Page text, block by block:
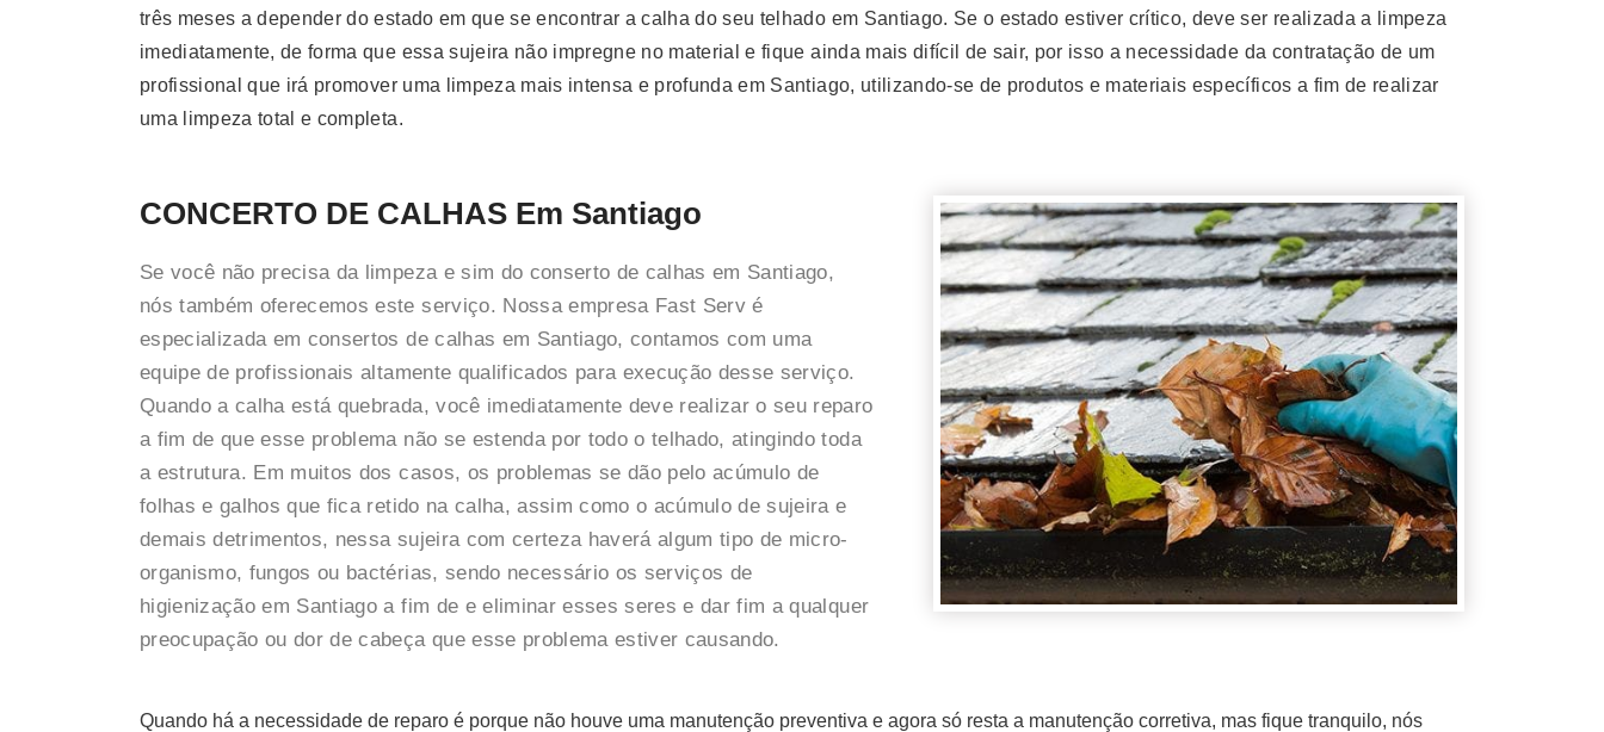
três meses a depender do estado em que se encontrar a calha do seu telhado em Santiago. Se o estado estiver crítico, deve ser realizada a limpeza
imediatamente, de forma que essa sujeira não impregne no material e fique ainda mais difícil de sair, por isso a necessidade da contratação de um
profissional que irá promover uma limpeza mais intensa e profunda em Santiago, utilizando-se de produtos e materiais específicos a fim de realizar
uma limpeza total e completa.
CONCERTO DE CALHAS Em Santiago
Se você não precisa da limpeza e sim do conserto de calhas em Santiago,
nós também oferecemos este serviço. Nossa empresa Fast Serv é
especializada em consertos de calhas em Santiago, contamos com uma
equipe de profissionais altamente qualificados para execução desse serviço.
Quando a calha está quebrada, você imediatamente deve realizar o seu reparo
a fim de que esse problema não se estenda por todo o telhado, atingindo toda
a estrutura. Em muitos dos casos, os problemas se dão pelo acúmulo de
folhas e galhos que fica retido na calha, assim como o acúmulo de sujeira e
demais detrimentos, nessa sujeira com certeza haverá algum tipo de micro-
organismo, fungos ou bactérias, sendo necessário os serviços de
higienização em Santiago a fim de e eliminar esses seres e dar fim a qualquer
preocupação ou dor de cabeça que esse problema estiver causando.
Quando há a necessidade de reparo é porque não houve uma manutenção preventiva e agora só resta a manutenção corretiva, mas fique tranquilo, nós